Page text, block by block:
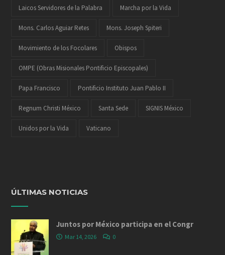
Laicos Servidores de la Palabra Marcha por la Vida
Mons. Carlos Aguiar Retes Mons. Joseph Spiteri
Movimiento de los Focolares Obispos
OMPE (Obras Misionales Pontificio Episcopales)
Papa Francisco Pontificio Instituto Juan Pablo II
Regnum Christi México Santa Sede SIGNIS México
Unidos por la Vida Vaticano
ÚLTIMAS NOTICIAS
Juntos por México participa en el Congr
Mar 14, 2026 0